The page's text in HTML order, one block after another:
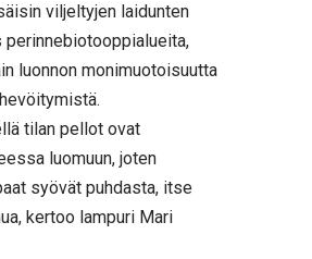
viljeltyjen laidunten
perinnebiotooppialueita,
luonnon monimuotoisuutta
tilan pellot ovat
luomuun, joten
syövät puhdasta, itse
kertoo lampuri Mari